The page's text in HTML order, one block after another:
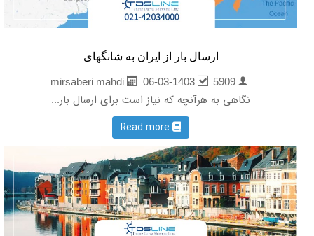
ارسال بار از ایران به شانگهای
mirsaberi mahdi
06-03-1403 5909
نگاهی به هرآنچه که نیاز است برای ارسال بار...
Read more